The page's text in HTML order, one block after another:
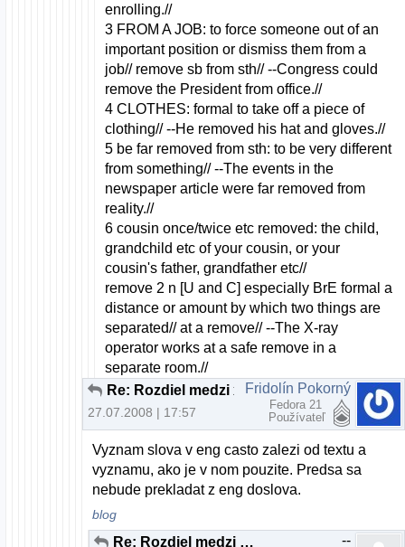
enrolling.//
3 FROM A JOB: to force someone out of an
important position or dismiss them from a
job// remove sb from sth// --Congress could
remove the President from office.//
4 CLOTHES: formal to take off a piece of
clothing// --He removed his hat and gloves.//
5 be far removed from sth: to be very different
from something// --The events in the
newspaper article were far removed from
reality.//
6 cousin once/twice etc removed: the child,
grandchild etc of your cousin, or your
cousin's father, grandfather etc//
remove 2 n [U and C] especially BrE formal a
distance or amount by which two things are
separated// at a remove// --The X-ray
operator works at a safe remove in a
separate room.//
Re: Rozdiel medzi x86 a 64 bitovou verziou
27.07.2008 | 17:57
Fridolín Pokorný
Fedora 21
Používateľ
Vyznam slova v eng casto zalezi od textu a
vyznamu, ako je v nom pouzite. Predsa sa
nebude prekladat z eng doslova.
blog
Re: Rozdiel medzi x86 a 64 bitovou verziou --